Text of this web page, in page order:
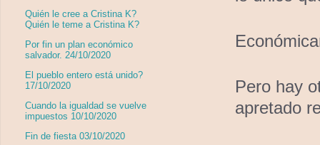
Pero hay
apretado
Quién le cree a Cristina K?
Quién le teme a Cristina K?
Por fin un plan económico
salvador. 24/10/2020
El pueblo entero está unido?
17/10/2020
Cuando la igualdad se vuelve
impuestos 10/10/2020
Fin de fiesta 03/10/2020